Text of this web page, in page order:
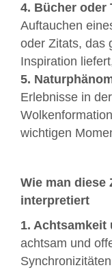
4. Bücher oder
Auftauchen
oder Zitats, das
Inspiration
5.
Erlebnisse in
wichtigen
Wie man diese
interpretiert
1. Achtsamkeit
achtsam und